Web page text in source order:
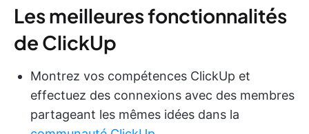
Les meilleures fonctionnalités
de ClickUp
Montrez vos compétences ClickUp et
effectuez des connexions avec des membres
partageant les mêmes idées dans la